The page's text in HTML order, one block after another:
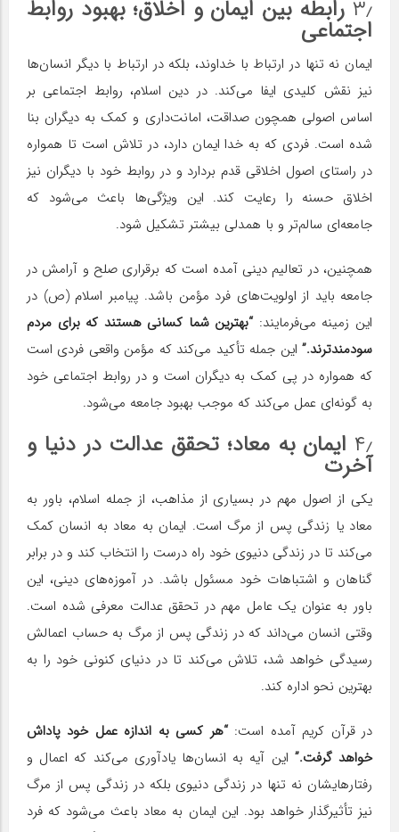
۳٫ رابطه بین ایمان و اخلاق؛ بهبود روابط
اجتماعی
ایمان نه تنها در ارتباط با خداوند، بلکه در ارتباط با دیگر انسان‌ها
نیز نقش کلیدی ایفا می‌کند. در دین اسلام، روابط اجتماعی بر
اساس اصولی همچون صداقت، امانت‌داری و کمک به دیگران بنا
شده است. فردی که به خدا ایمان دارد، در تلاش است تا همواره
در راستای اصول اخلاقی قدم بردارد و در روابط خود با دیگران نیز
اخلاق حسنه را رعایت کند. این ویژگی‌ها باعث می‌شود که
جامعه‌ای سالم‌تر و با همدلی بیشتر تشکیل شود.
همچنین، در تعالیم دینی آمده است که برقراری صلح و آرامش در
جامعه باید از اولویت‌های فرد مؤمن باشد. پیامبر اسلام (ص) در
این زمینه می‌فرمایند: “بهترین شما کسانی هستند که برای مردم
سودمندترند.” این جمله تأکید می‌کند که مؤمن واقعی فردی است
که همواره در پی کمک به دیگران است و در روابط اجتماعی خود
به گونه‌ای عمل می‌کند که موجب بهبود جامعه می‌شود.
۴٫ ایمان به معاد؛ تحقق عدالت در دنیا و
آخرت
یکی از اصول مهم در بسیاری از مذاهب، از جمله اسلام، باور به
معاد یا زندگی پس از مرگ است. ایمان به معاد به انسان کمک
می‌کند تا در زندگی دنیوی خود راه درست را انتخاب کند و در برابر
گناهان و اشتباهات خود مسئول باشد. در آموزه‌های دینی، این
باور به عنوان یک عامل مهم در تحقق عدالت معرفی شده است.
وقتی انسان می‌داند که در زندگی پس از مرگ به حساب اعمالش
رسیدگی خواهد شد، تلاش می‌کند تا در دنیای کنونی خود را به
بهترین نحو اداره کند.
در قرآن کریم آمده است:“هر کسی به اندازه عمل خود پاداش
خواهد گرفت.” این آیه به انسان‌ها یادآوری می‌کند که اعمال و
رفتارهایشان نه تنها در زندگی دنیوی بلکه در زندگی پس از مرگ
نیز تأثیرگذار خواهد بود. این ایمان به معاد باعث می‌شود که فرد